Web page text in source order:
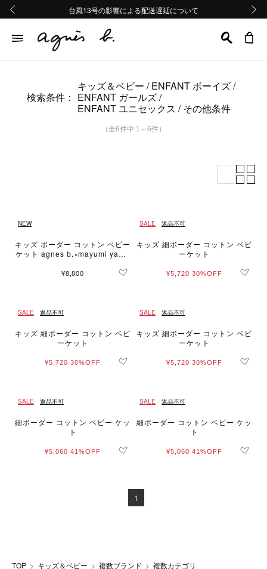
熊本地域地震の影響による配送遅延について
Summer Sale 2buy10%OFF!!
台風13号の影響による配送遅延について
熊本地域地震の影響による配送遅延について
Summer Sale 2buy10%OFF!!
検索条件：
キッズ＆ベビー
ENFANT ボーイズ
ENFANT ガールズ
ENFANT ユニセックス
その他条件
（全6件中 1～6件）
NEW
キッズ ボーダー コットン ベビー
ケット agnes b.×mayumi yama
¥8,800
SALE 返品不可
キッズ 細ボーダー コットン ベビ
ーケット
¥5,720 30%OFF
SALE 返品不可
キッズ 細ボーダー コットン ベビ
ーケット
¥5,720 30%OFF
SALE 返品不可
キッズ 細ボーダー コットン ベビ
ーケット
¥5,720 30%OFF
SALE 返品不可
細ボーダー コットン ベビー ケッ
ト
¥5,060 41%OFF
SALE 返品不可
細ボーダー コットン ベビー ケッ
ト
¥5,060 41%OFF
1
TOP キッズ＆ベビー 複数ブランド 複数カテゴリ